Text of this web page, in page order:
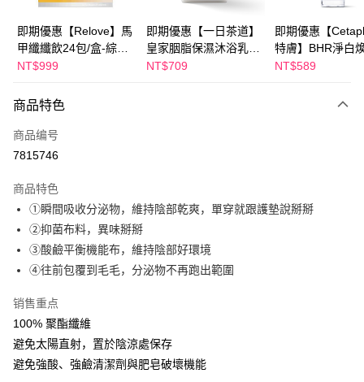
悠遊付
Google Pay
AFTEE先享后付
相关说明
一、關於 AFTEE先享後付
窗。
2. 進行簡訊驗證之後，即可完成結帳手續。
3. 訂單確認後不需事先繳費，商品會配送至您的指定地址。
4. 下訂完成後，您的手機會收到一封繳費通知簡訊，APP會員則會收到
5. 收到商品當下無需繳費，確認無誤後，請再利用繳費通知簡訊或AFTEE
APP於四大便利商店‧ATM/網銀等方式進行付款。
請留意繳費期限為 14 天。唯有下載 AFTEE App 成為 AFTEE 會員者方能享
有最長 45 天內付款之服務。
繳費期限，為商家向您請款的時間，再加上使用AFTEE可延長的天數所計算
出。使用AFTEE下訂可以延長您收到商品前的繳費天數，但無法保證一定能
夠在期限內收到商品(例如:預購商品或預計到貨時間較長者)。因此無論收到
ATM付款
运送方式
全家付款取貨
每笔NT$100，满NT$600(含以上)免运费
每笔NT$100，满NT$600(含以上)免运费
每笔NT$100，满NT$600(含以上)免运费
即期優惠【Relove】馬
甲纖纖飲24包/盒-綜合
口味(效期2027-01-22)
NT$999
即期優惠【一日茶道】
皇家胭脂保濕沐浴乳
600ml 效期2027/2/19
NT$709
即期優惠【
特膚】BHR淨白
妝水 150mL 效期
NT$589
商品特色
商品编号
7815746
商品特色
①瞬間吸收分泌物，維持陰部乾爽，單穿就跟護墊說掰掰
②抑菌布料，異味掰掰
③酸鹼平衡機能布，維持陰部好環境
④往前包覆到毛毛，分泌物不再跑出範圍
销售重点
100% 聚酯纖維
避免太陽直射，置於陰涼處保存
避免強酸、強鹼清潔劑與肥皂破壞機能